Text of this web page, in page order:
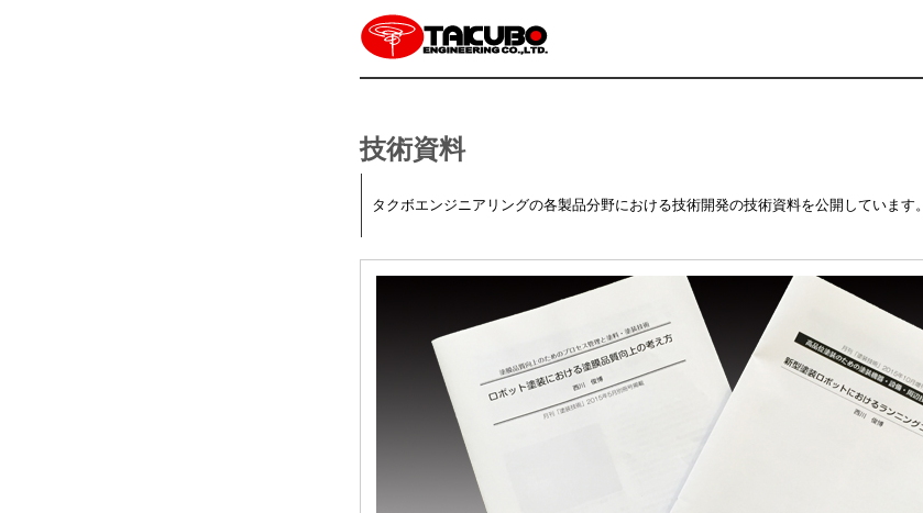
技術資料
タクボエンジニアリングの各製品分野における技術開発の技術資料を公開しています。